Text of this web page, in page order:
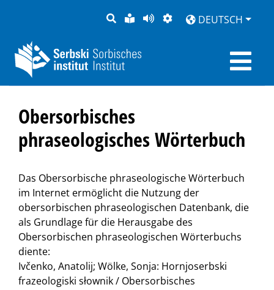
SUCHELEICHTE
SPRACHE
SEITEDARSTELLUNG
DEUTSCH
Obersorbisches
phraseologisches Wörterbuch
Das Obersorbische phraseologische Wörterbuch
im Internet ermöglicht die Nutzung der
obersorbischen phraseologischen Datenbank, die
als Grundlage für die Herausgabe des
Obersorbischen phraseologischen Wörterbuchs
diente:
Ivčenko, Anatolij; Wölke, Sonja: Hornjoserbski
frazeologiski słownik / Obersorbisches